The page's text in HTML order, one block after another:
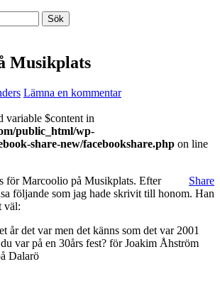
Musikplats
Lämna en kommentar
variable $content in
public_html/wp-
share-new/facebookshare.php on line
Share
för Marcoolio på Musikplats. Efter
följande som jag hade skrivit till honom. Han
väl:
år det var men det känns som det var 2001
var på en 30års fest? för Joakim Åhström
Dalarö